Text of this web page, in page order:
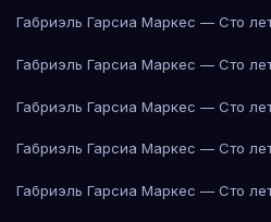
Габриэль Гарсиа Маркес — Сто
Габриэль Гарсиа Маркес — Сто
Габриэль Гарсиа Маркес — Сто
Габриэль Гарсиа Маркес — Сто
Габриэль Гарсиа Маркес — Сто